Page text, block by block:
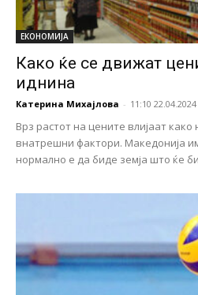
ЕКОНОМИЈА
Како ќе се движат
иднина
Катерина Михајлова - 11:10 22.04.2024
Врз растот на цените влијаат
внатрешни фактори. Македонија
нормално е да биде земја што ќе